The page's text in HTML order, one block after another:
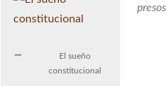
El sueño
constitucional